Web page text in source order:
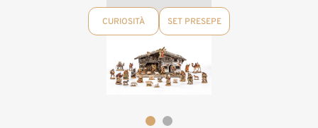
CURIOSITÀ SET PRESEPE